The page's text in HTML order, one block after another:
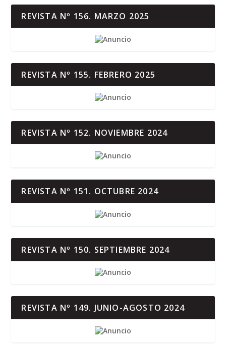
REVISTA Nº 156. MARZO 2025
REVISTA Nº 155. FEBRERO 2025
REVISTA Nº 152. NOVIEMBRE 2024
REVISTA Nº 151. OCTUBRE 2024
REVISTA Nº 150. SEPTIEMBRE 2024
REVISTA Nº 149. JUNIO-AGOSTO 2024